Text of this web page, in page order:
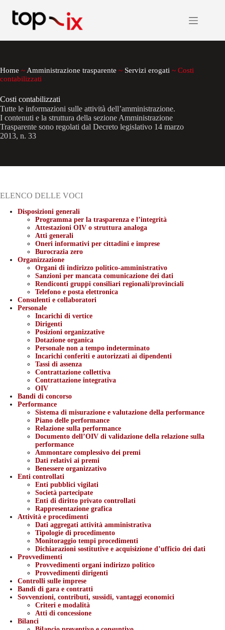
contenuto
Home ~ Amministrazione trasparente ~ Servizi erogati ~ Costi
contabilizzati
Costi contabilizzati
Tutte le informazioni sulle attività dell’amministrazione.
I contenuti e la struttura della sezione Amministrazione
Trasparente sono regolati dal Decreto legislativo 14 marzo
2013, n. 33
ELENCO DELLE VOCI
Disposizioni generali
Programma per la trasparenza e l’integrità
Attestazioni OIV o struttura analoga
Atti generali
Oneri informativi per cittadini e imprese
Burocrazia zero
Organizzazione
Organi di indirizzo politico-amministrativo
Sanzioni per mancata comunicazione dei dati
Rendiconti gruppi consiliari regionali/provinciali
Telefono e posta elettronica
Consulenti e collaboratori
Personale
Incarichi di vertice
Dirigenti
Posizioni organizzative
Dotazione organica
Personale non a tempo indeterminato
Incarichi conferiti e autorizzati ai dipendenti
Tassi di assenza
Contrattazione collettiva
Contrattazione integrativa
OIV
Bandi di concorso
Performance
Sistema di misurazione e valutazione della performance
Piano delle performance
Relazione sulla performance
Documento dell’OIV di validazione della relazione sulla
performance
Ammontare complessivo dei premi
Dati relativi ai premi
Benessere organizzativo
Enti controllati
Enti pubblici vigilati
Società partecipate
Enti di diritto privato controllati
Rappresentazione grafica
Attività e procedimenti
Dati aggregati attività amministrativa
Tipologie di procedimento
Monitoraggio tempi procedimenti
Dichiarazioni sostitutive e acquisizione d’ufficio dei dati
Provvedimenti
Provvedimenti organi indirizzo politico
Provvedimenti dirigenti
Controlli sulle imprese
Bandi di gara e contratti
Sovvenzioni, contributi, sussidi, vantaggi economici
Criteri e modalità
Atti di concessione
Bilanci